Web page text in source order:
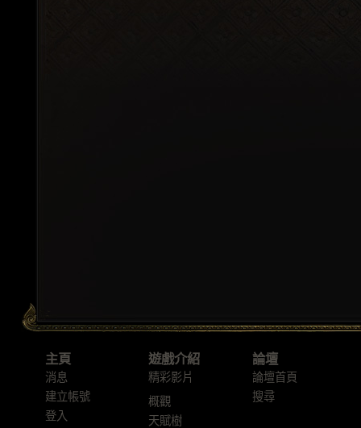
主頁
消息
建立帳號
登入
遊戲介紹
精彩影片
概觀
天賦樹
論壇
論壇首頁
搜尋